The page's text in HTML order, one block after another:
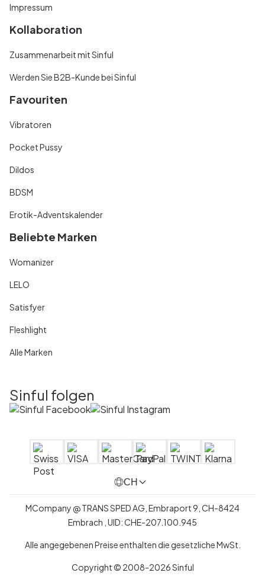
Impressum
Kollaboration
Zusammenarbeit mit Sinful
Werden Sie B2B-Kunde bei Sinful
Favouriten
Vibratoren
Pocket Pussy
Dildos
BDSM
Erotik-Adventskalender
Beliebte Marken
Womanizer
LELO
Satisfyer
Fleshlight
Alle Marken
Sinful folgen
CH
MCompany@TRANS SPED AG, Embraport 9 CH-8424
Embrach , UID:CHE-207.100.945
Alle angegebenen Preise enthalten die gesetzliche MwSt.
Copyright © 2008-2026 Sinful